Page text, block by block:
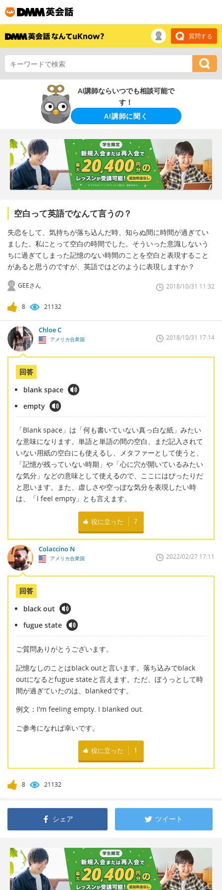
質問する
AI講師ならいつでも相談可能で
す！
AI講師に聞く
空白って英語でなんて言うの？
失恋をして、気持ちが落ち込んだ時、知らぬ間に時間が過ぎてい
ました。私にとって空白の時間でした。そういった意識しないう
ちに過ぎてしまった記憶のない時間のことを空白と表現すること
があると思うのですが、英語ではどのように表現しますか？
GEEさん 2018/10/31 11:32
8 21132
Chloe C
アメリカ合衆国 2018/10/31 17:14
回答
blank space
empty
「Blank space」は「何も書いていない真っ白な紙」みたい
な意味になります。単語と単語の間の空白、まだ記入されて
いない用紙の空白にも使えるし、メタファーとして使うと、
「記憶が残っていない時期」や「心に穴が開いているみたい
な気分」などの意味として使えるので、ここにはぴったりだ
と思います。また、虚しさや空っぽな気分を表現したい時
は、「I feel empty」とも言えます。
役に立った 7
Colaccino N
アメリカ合衆国 2022/02/27 17:11
回答
black out
fugue state
ご質問ありがとうございます。
記憶なしのことはblack outと言います。落ち込みでblack
outになるとfugue stateと言えます。ただ、ぼうっとして時
間が過ぎていたのは、blankedです。
例文：I'm feeling empty. I blanked out.
ご参考になれば幸いです。
役に立った 1
8 21132
シェア ツイート